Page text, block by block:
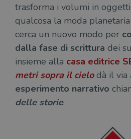
trasforma i volumi in
qualcosa la moda
cerca un nuovo modo per
dalla fase di scrittura dei
insieme alla casa editrice
metri sopra il cielo dà il via
esperimento narrativo
delle storie.